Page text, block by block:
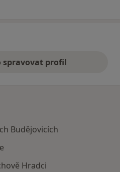
spravovat profil
Budějovicích
Hradci